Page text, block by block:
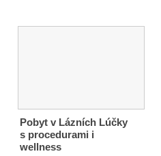
Pobyt v Lázních Lúčky
s procedurami i
wellness